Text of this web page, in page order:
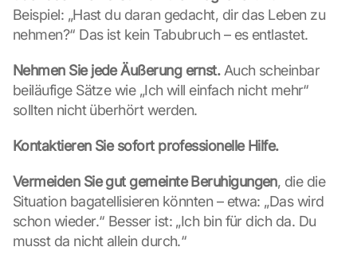
Beispiel: „Hast du daran gedacht, dir das Leben zu
nehmen?“ Das ist kein Tabubruch – es entlastet.
Nehmen Sie jede Äußerung ernst. Auch scheinbar
beiläufige Sätze wie „Ich will einfach nicht mehr“
sollten nicht überhört werden.
Kontaktieren Sie sofort professionelle Hilfe.
Vermeiden Sie gut gemeinte Beruhigungen, die die
Situation bagatellisieren könnten – etwa: „Das wird
schon wieder.“ Besser ist: „Ich bin für dich da. Du
musst da nicht allein durch.“